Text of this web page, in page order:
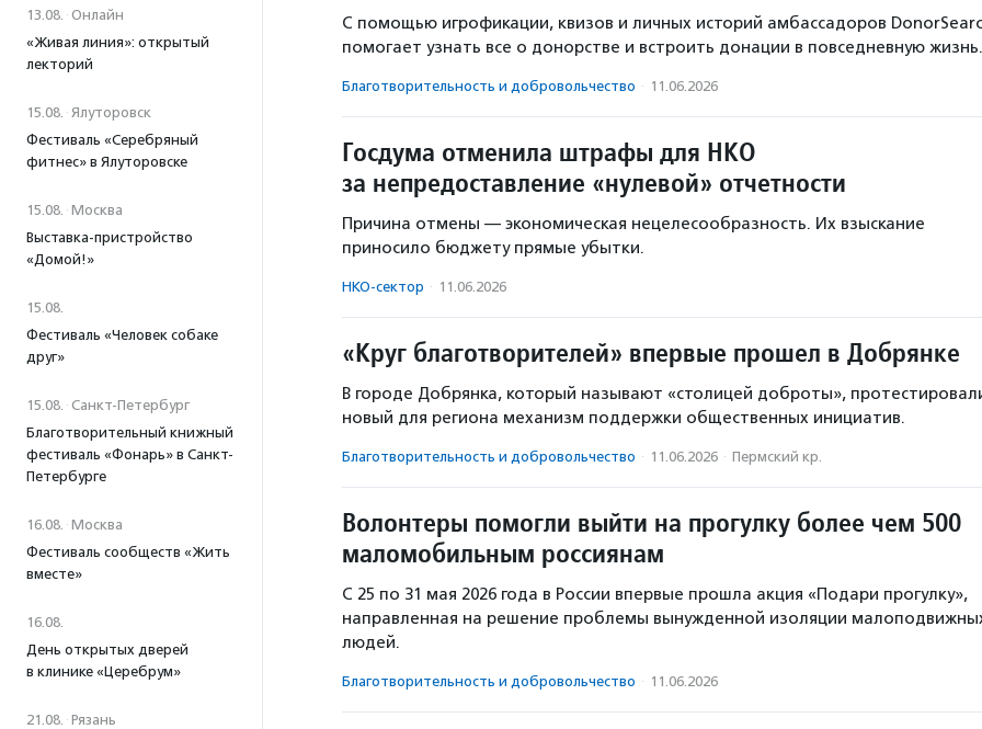
13.08. · Онлайн
«Живая линия»: открытый
лекторий
15.08. · Ялуторовск
Фестиваль «Серебряный
фитнес» в Ялуторовске
15.08. · Москва
Выставка-пристройство
«Домой!»
15.08.
Фестиваль «Человек собаке
друг»
15.08. · Санкт-Петербург
Благотворительный книжный
фестиваль «Фонарь» в Санкт-
Петербурге
16.08. · Москва
Фестиваль сообществ «Жить
вместе»
16.08.
День открытых дверей
в клинике «Церебрум»
21.08. · Рязань
С помощью игрофикации, квизов и личных историй амбассадоров
помогает узнать все о донорстве и встроить донации в повседневную жизнь.
Благотвори­тель­ность и доброволь­чест­во · 11.06.2026
Госдума отменила штрафы для НКО
за непредоставление «нулевой» отчетности
Причина отмены — экономическая нецелесообразность. Их взыскание
приносило бюджету прямые убытки.
НКО-сектор · 11.06.2026
«Круг благотворителей» впервые прошел в Добрянке
В городе Добрянка, который называют «столицей доброты»,
новый для региона механизм поддержки общественных инициатив.
Благотвори­тель­ность и доброволь­чест­во · 11.06.2026 · Пермский кр.
Волонтеры помогли выйти на прогулку более чем 500
маломобильным россиянам
С 25 по 31 мая 2026 года в России впервые прошла акция «Подари прогулку»,
направленная на решение проблемы вынужденной изоляции
людей.
Благотвори­тель­ность и доброволь­чест­во · 11.06.2026